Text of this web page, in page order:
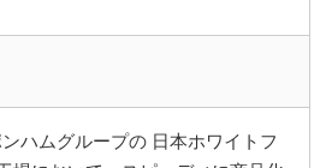
ハムグループの 日本ホワイトフ